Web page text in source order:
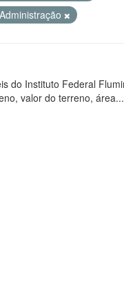
Administração
do Instituto Federal
valor do terreno, área...